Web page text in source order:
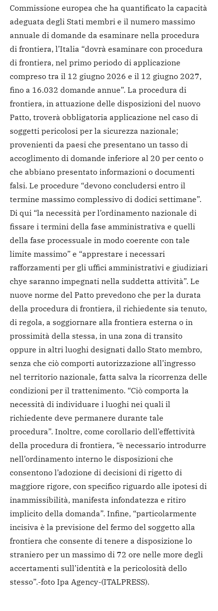
Commissione europea che ha quantificato la capacità
adeguata degli Stati membri e il numero massimo
annuale di domande da esaminare nella procedura
di frontiera, l’Italia “dovrà esaminare con procedura
di frontiera, nel primo periodo di applicazione
compreso tra il 12 giugno 2026 e il 12 giugno 2027,
fino a 16.032 domande annue”. La procedura di
frontiera, in attuazione delle disposizioni del nuovo
Patto, troverà obbligatoria applicazione nel caso di
soggetti pericolosi per la sicurezza nazionale;
provenienti da paesi che presentano un tasso di
accoglimento di domande inferiore al 20 per cento o
che abbiano presentato informazioni o documenti
falsi. Le procedure “devono concludersi entro il
termine massimo complessivo di dodici settimane”.
Di qui “la necessità per l’ordinamento nazionale di
fissare i termini della fase amministrativa e quelli
della fase processuale in modo coerente con tale
limite massimo” e “apprestare i necessari
rafforzamenti per gli uffici amministrativi e giudiziari
chye saranno impegnati nella suddetta attività”. Le
nuove norme del Patto prevedono che per la durata
della procedura di frontiera, il richiedente sia tenuto,
di regola, a soggiornare alla frontiera esterna o in
prossimità della stessa, in una zona di transito
oppure in altri luoghi designati dallo Stato membro,
senza che ciò comporti autorizzazione all’ingresso
nel territorio nazionale, fatta salva la ricorrenza delle
condizioni per il trattenimento. “Ciò comporta la
necessità di individuare i luoghi nei quali il
richiedente deve permanere durante tale
procedura”. Inoltre, come corollario dell’effettività
della procedura di frontiera, “è necessario introdurre
nell’ordinamento interno le disposizioni che
consentono l’adozione di decisioni di rigetto di
maggiore rigore, con specifico riguardo alle ipotesi di
inammissibilità, manifesta infondatezza e ritiro
implicito della domanda”. Infine, “particolarmente
incisiva è la previsione del fermo del soggetto alla
frontiera che consente di tenere a disposizione lo
straniero per un massimo di 72 ore nelle more degli
accertamenti sull’identità e la pericolosità dello
stesso”.-foto Ipa Agency-(ITALPRESS).